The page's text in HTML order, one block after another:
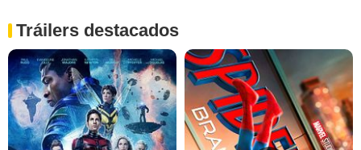
Tráilers destacados